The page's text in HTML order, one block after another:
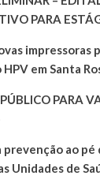
PARA
impressoras
em Santa
PARA
prevenção ao
Unidades de